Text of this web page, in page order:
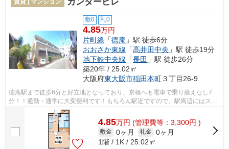
賃貸 | マンション カンタービレ
敷0 礼0
4.85万円
片町線 「徳庵 」駅 徒歩6分
おおさか東線 「高井田中央 」駅 徒歩19分
地下鉄中央線 「長田 」駅 徒歩26分
築20年 / 25.02㎡
大阪府東大阪市稲田本町３丁目26-9
徳庵駅まで徒歩6分と好立地となっており、京橋へも電車で乗り換えなし7
分！！通勤・通学に大変便利です！もちろん駅近ですので、駅周辺にはスー
パーやコンビニ、飲食店など多くの商業...
4.85万円 (管理費等：3,300円 )
敷金 0ヶ月 礼金 0ヶ月
1階 / 1K / 25.02㎡